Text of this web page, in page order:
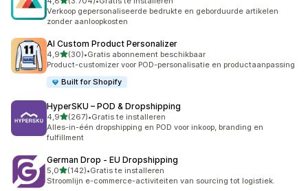
3704 recensies in totaal
Verkoop gepersonaliseerde bedrukte en geborduurde artikelen
zonder aanloopkosten
AI Custom Product Personalizer
4,9van 5 sterren
(30)
30 recensies in totaal
•Gratis abonnement beschikbaar
Product-customizer voor POD-personalisatie en productaanpassing
Built for Shopify
HyperSKU – POD & Dropshipping
4,9van 5 sterren
(267)
267 recensies in totaal
•Gratis te installeren
Alles-in-één dropshipping en POD voor inkoop, branding en
fulfillment
German Drop ‑ EU Dropshipping
5,0van 5 sterren
(142)
142 recensies in totaal
•Gratis te installeren
Stroomlijn e-commerce-activiteiten van sourcing tot logistiek.